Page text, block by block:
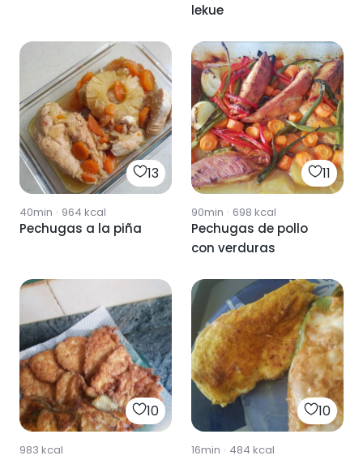
lekue
13
40min · 964 kcal
Pechugas a la piña
11
90min · 698 kcal
Pechugas de pollo
con verduras
10
983 kcal
10
16min · 484 kcal